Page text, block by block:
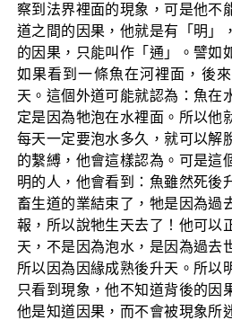
察到法界裡面的現象，可是他不
道之間的因果，他就是有「明」
的因果，只能叫作「通」。譬如
如果看到一條魚在河裡面，後
天。這個外道可能就認為：魚在
定是因為牠泡在水裡面。所以他
每天一定要泡水多久，就可以解
的繫縛，他會這樣認為。可是這
明的人，他會看到：魚雖然死後
畜生道的業結束了，牠是因為過
報，所以說牠生天去了！他可以
天，不是因為泡水，是因為過去
所以因為因緣成熟後升天。所以
只看到現象，他不知道背後的因
他是知道因果，而不會被現象所